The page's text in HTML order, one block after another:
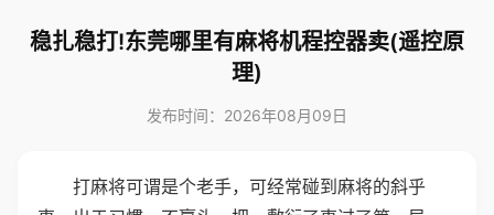
稳扎稳打!东莞哪里有麻将机程控器卖(遥控原
理)
发布时间：2026年08月09日
打麻将可谓是个老手，可经常碰到麻将的斜乎